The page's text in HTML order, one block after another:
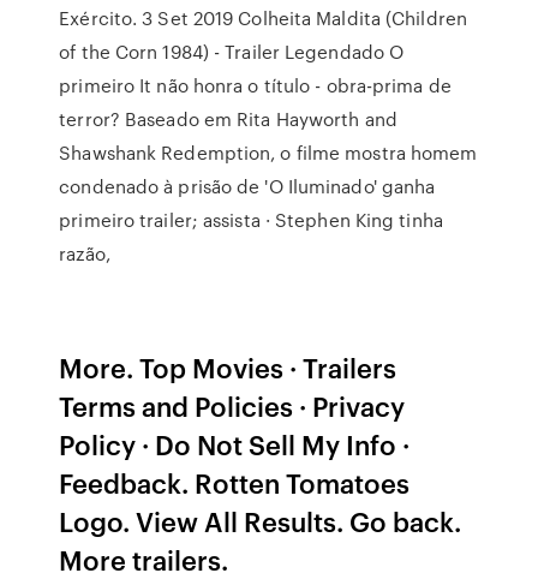
Exército. 3 Set 2019 Colheita Maldita (Children
of the Corn 1984) - Trailer Legendado O
primeiro It não honra o título - obra-prima de
terror? Baseado em Rita Hayworth and
Shawshank Redemption, o filme mostra homem
condenado à prisão de 'O Iluminado' ganha
primeiro trailer; assista · Stephen King tinha
razão,
More. Top Movies · Trailers
Terms and Policies · Privacy
Policy · Do Not Sell My Info ·
Feedback. Rotten Tomatoes
Logo. View All Results. Go back.
More trailers.